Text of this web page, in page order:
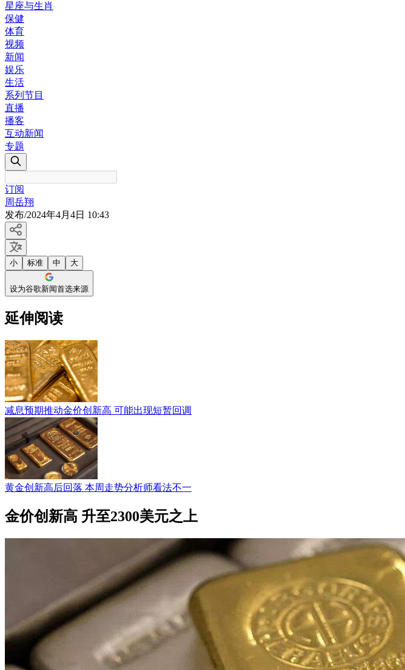
星座与生肖
保健
体育
视频
新闻
娱乐
生活
系列节目
直播
播客
互动新闻
专题
订阅
周岳翔
发布/2024年4月4日 10:43
小 标准 中 大
设为谷歌新闻首选来源
延伸阅读
减息预期推动金价创新高 可能出现短暂回调
黄金创新高后回落 本周走势分析师看法不一
金价创新高 升至2300美元之上